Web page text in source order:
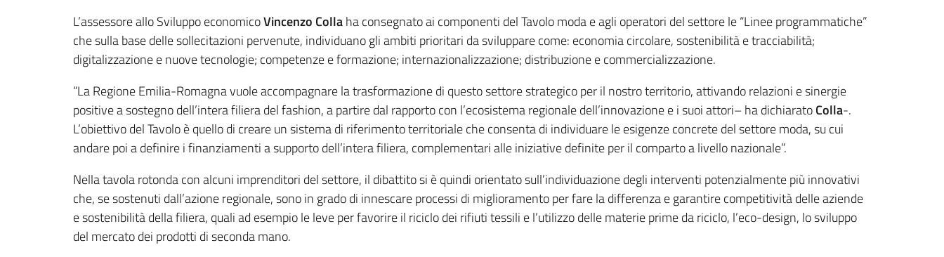
L’assessore allo Sviluppo economicoVincenzo Collaha consegnato ai componenti del Tavolo moda e agli operatori del settore le “Linee programmatiche”
che sulla base delle sollecitazioni pervenute, individuano gli ambiti prioritari da sviluppare come: economia circolare, sostenibilità e tracciabilità;
digitalizzazione e nuove tecnologie; competenze e formazione; internazionalizzazione; distribuzione e commercializzazione.
“La Regione Emilia-Romagna vuole accompagnare la trasformazione di questo settore strategico per il nostro territorio, attivando relazioni e sinergie
positive a sostegno dell’intera filiera del fashion, a partire dal rapporto con l’ecosistema regionale dell’innovazione e i suoi attori– ha dichiaratoColla-.
L’obiettivo del Tavolo è quello di creare un sistema di riferimento territoriale che consenta di individuare le esigenze concrete del settore moda, su cui
andare poi a definire i finanziamenti a supporto dell’intera filiera, complementari alle iniziative definite per il comparto a livello nazionale”.
Nella tavola rotonda con alcuni imprenditori del settore, il dibattito si è quindi orientato sull’individuazione degli interventi potenzialmente più innovativi
che, se sostenuti dall’azione regionale, sono in grado di innescare processi di miglioramento per fare la differenza e garantire competitività delle aziende
e sostenibilità della filiera, quali ad esempio le leve per favorire il riciclo dei rifiuti tessili e l’utilizzo delle materie prime da riciclo, l’eco-design, lo sviluppo
del mercato dei prodotti di seconda mano.